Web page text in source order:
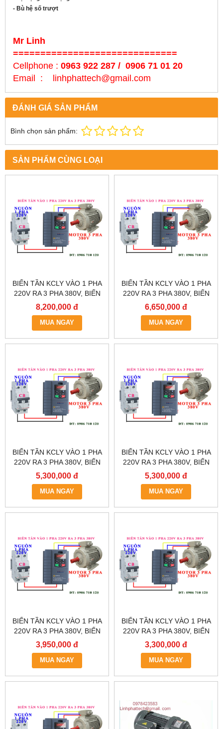
- Bù hệ số trượt
Mr Linh
==============================
Cellphone : 0963 922 287 / 0906 71 01 20
Email : linhphattech@gmail.com
ĐÁNH GIÁ SẢN PHẨM
Bình chọn sản phẩm:
SẢN PHẨM CÙNG LOẠI
BIẾN TẦN KCLY VÀO 1 PHA
220V RA 3 PHA 380V, BIẾN
TẦN KCLY KOC600-011GT3-
B
8,200,000 đ
MUA NGAY
BIẾN TẦN KCLY VÀO 1 PHA
220V RA 3 PHA 380V, BIẾN
TẦN KCLY KOC600-
7R5GT3-B
6,650,000 đ
MUA NGAY
BIẾN TẦN KCLY VÀO 1 PHA
220V RA 3 PHA 380V, BIẾN
TẦN KCLY KOC600-
5R5GT3-B
5,300,000 đ
MUA NGAY
BIẾN TẦN KCLY VÀO 1 PHA
220V RA 3 PHA 380V, BIẾN
TẦN KCLY KOC600-
3R7GT3-B
5,300,000 đ
MUA NGAY
BIẾN TẦN KCLY VÀO 1 PHA
220V RA 3 PHA 380V, BIẾN
TẦN KCLY KOC600-
2R2GT3-B
3,950,000 đ
MUA NGAY
BIẾN TẦN KCLY VÀO 1 PHA
220V RA 3 PHA 380V, BIẾN
TẦN KCLY KOC600-
1R5GT3-B
3,300,000 đ
MUA NGAY